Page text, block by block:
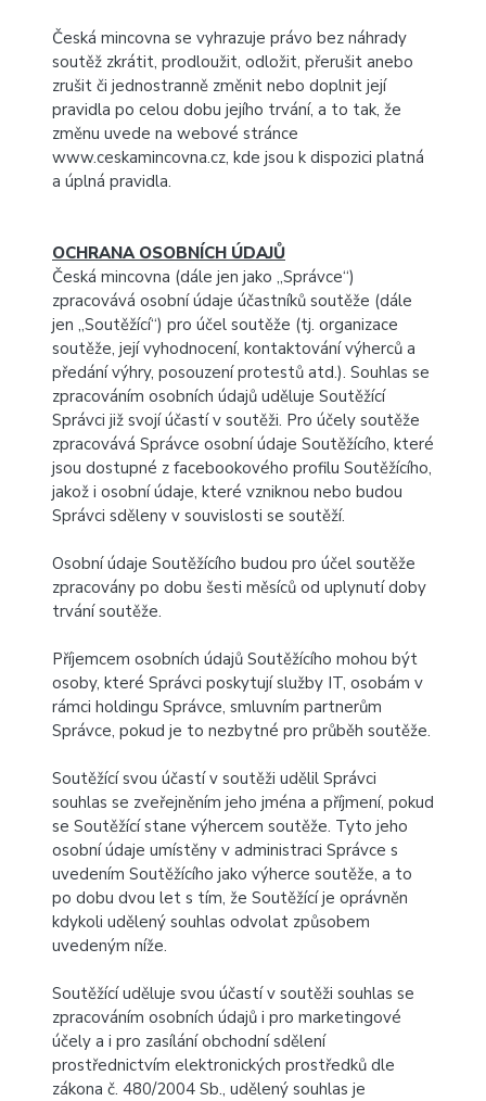
Česká mincovna se vyhrazuje právo bez náhrady
soutěž zkrátit, prodloužit, odložit, přerušit anebo
zrušit či jednostranně změnit nebo doplnit její
pravidla po celou dobu jejího trvání, a to tak, že
změnu uvede na webové stránce
www.ceskamincovna.cz, kde jsou k dispozici platná
a úplná pravidla.
OCHRANA OSOBNÍCH ÚDAJŮ
Česká mincovna (dále jen jako „Správce“)
zpracovává osobní údaje účastníků soutěže (dále
jen „Soutěžící“) pro účel soutěže (tj. organizace
soutěže, její vyhodnocení, kontaktování výherců a
předání výhry, posouzení protestů atd.). Souhlas se
zpracováním osobních údajů uděluje Soutěžící
Správci již svojí účastí v soutěži. Pro účely soutěže
zpracovává Správce osobní údaje Soutěžícího, které
jsou dostupné z facebookového profilu Soutěžícího,
jakož i osobní údaje, které vzniknou nebo budou
Správci sděleny v souvislosti se soutěží.
Osobní údaje Soutěžícího budou pro účel soutěže
zpracovány po dobu šesti měsíců od uplynutí doby
trvání soutěže.
Příjemcem osobních údajů Soutěžícího mohou být
osoby, které Správci poskytují služby IT, osobám v
rámci holdingu Správce, smluvním partnerům
Správce, pokud je to nezbytné pro průběh soutěže.
Soutěžící svou účastí v soutěži udělil Správci
souhlas se zveřejněním jeho jména a příjmení, pokud
se Soutěžící stane výhercem soutěže. Tyto jeho
osobní údaje umístěny v administraci Správce s
uvedením Soutěžícího jako výherce soutěže, a to
po dobu dvou let s tím, že Soutěžící je oprávněn
kdykoli udělený souhlas odvolat způsobem
uvedeným níže.
Soutěžící uděluje svou účastí v soutěži souhlas se
zpracováním osobních údajů i pro marketingové
účely a i pro zasílání obchodní sdělení
prostřednictvím elektronických prostředků dle
zákona č. 480/2004 Sb., udělený souhlas je